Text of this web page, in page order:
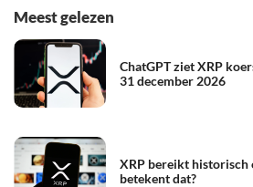
Meest gelezen
ChatGPT ziet XRP
31 december 2026
XRP bereikt historisch
betekent dat?